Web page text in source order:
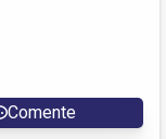
Comente